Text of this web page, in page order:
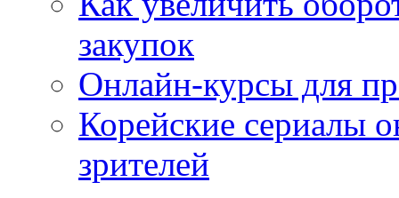
закупок
Онлайн-курсы для
Корейские сериалы
зрителей